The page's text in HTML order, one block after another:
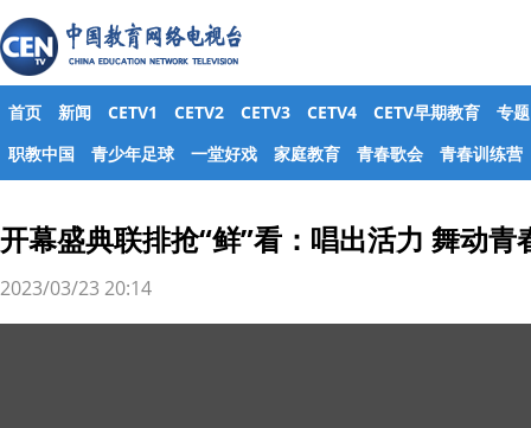
首页 新闻 CETV1 CETV2 CETV3 CETV4 CETV早期教育
专题
职教中国
青少年足球 一堂好戏 家庭教育 青春歌会 青春训练营
开幕盛典联排抢“鲜”看：唱出活力 舞动青
2023/03/23 20:14